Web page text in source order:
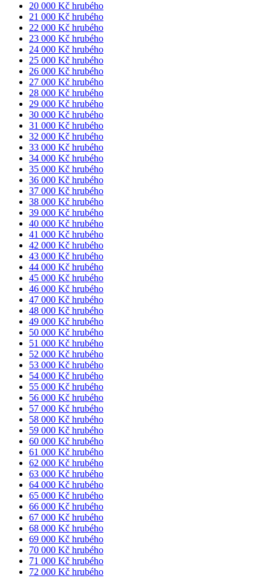
20 000 Kč hrubého
21 000 Kč hrubého
22 000 Kč hrubého
23 000 Kč hrubého
24 000 Kč hrubého
25 000 Kč hrubého
26 000 Kč hrubého
27 000 Kč hrubého
28 000 Kč hrubého
29 000 Kč hrubého
30 000 Kč hrubého
31 000 Kč hrubého
32 000 Kč hrubého
33 000 Kč hrubého
34 000 Kč hrubého
35 000 Kč hrubého
36 000 Kč hrubého
37 000 Kč hrubého
38 000 Kč hrubého
39 000 Kč hrubého
40 000 Kč hrubého
41 000 Kč hrubého
42 000 Kč hrubého
43 000 Kč hrubého
44 000 Kč hrubého
45 000 Kč hrubého
46 000 Kč hrubého
47 000 Kč hrubého
48 000 Kč hrubého
49 000 Kč hrubého
50 000 Kč hrubého
51 000 Kč hrubého
52 000 Kč hrubého
53 000 Kč hrubého
54 000 Kč hrubého
55 000 Kč hrubého
56 000 Kč hrubého
57 000 Kč hrubého
58 000 Kč hrubého
59 000 Kč hrubého
60 000 Kč hrubého
61 000 Kč hrubého
62 000 Kč hrubého
63 000 Kč hrubého
64 000 Kč hrubého
65 000 Kč hrubého
66 000 Kč hrubého
67 000 Kč hrubého
68 000 Kč hrubého
69 000 Kč hrubého
70 000 Kč hrubého
71 000 Kč hrubého
72 000 Kč hrubého